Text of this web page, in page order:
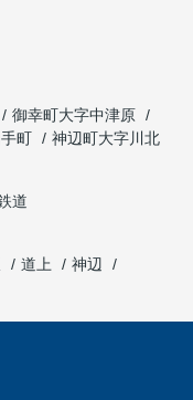
御幸町大字中津原
町
神辺町大字川北
道
道上
神辺